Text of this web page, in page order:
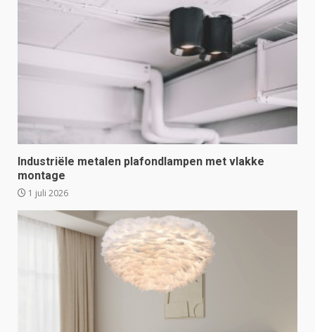
Industriële metalen plafondlampen met vlakke
montage
1 juli 2026